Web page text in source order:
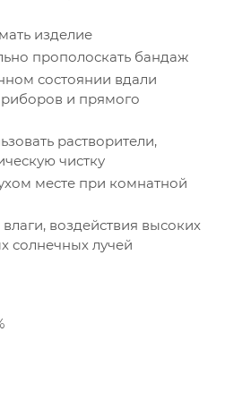
изделие
прополоскать бандаж
состоянии вдали
и прямого
растворители,
чистку
месте при комнатной
воздействия высоких
солнечных лучей